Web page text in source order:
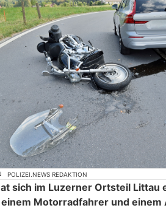
POLIZEI.NEWS REDAKTION
sich im Luzerner Ortsteil Littau
Motorradfahrer und einem